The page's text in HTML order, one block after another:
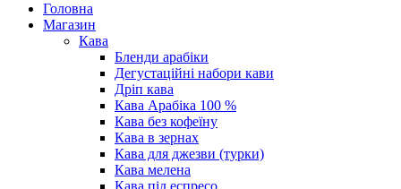
Головна
Магазин
Кава
Бленди арабіки
Дегустаційні набори кави
Дріп кава
Кава Арабіка 100 %
Кава без кофеїну
Кава в зернах
Кава для джезви (турки)
Кава мелена
Кава під еспресо